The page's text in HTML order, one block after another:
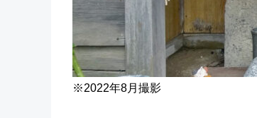
※2022年8月撮影